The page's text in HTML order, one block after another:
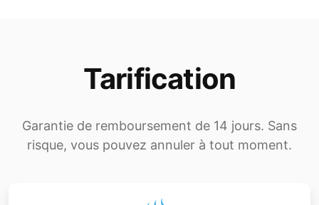
Tarification
Garantie de remboursement de 14 jours. Sans
risque, vous pouvez annuler à tout moment.